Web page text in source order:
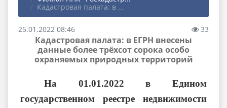
Кадастровая палата: в ...
25.01.2022 08:46 33
Кадастровая палата: в ЕГРН внесены
данные более трёхсот сорока особо
охраняемых природных территорий
На 01.01.2022 в Едином
государственном реестре недвижимости